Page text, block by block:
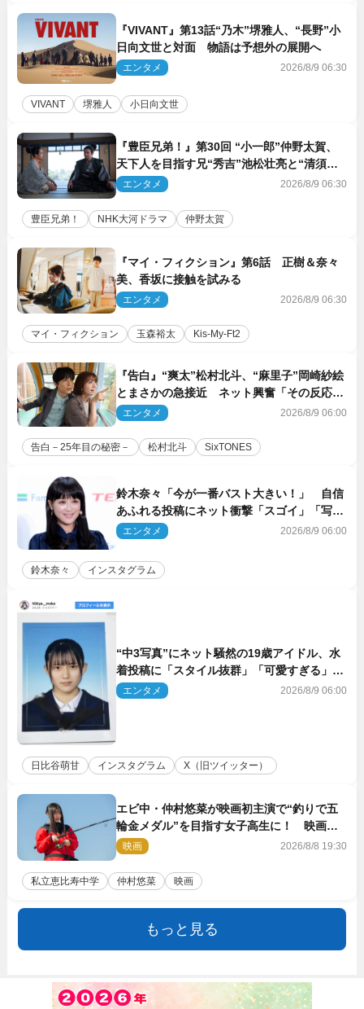
『VIVANT』第13話“乃木”堺雅人、“長野”小
日向文世と対面 物語は予想外の展開へ
エンタメ 2026/8/9 06:30
VIVANT 堺雅人 小日向文世
『豊臣兄弟！』第30回 “小一郎”仲野太賀、
天下人を目指す兄“秀吉”池松壮亮と“清須会
議”へ
エンタメ 2026/8/9 06:30
豊臣兄弟！ NHK大河ドラマ 仲野太賀
『マイ・フィクション』第6話 正樹＆奈々
美、香坂に接触を試みる
エンタメ 2026/8/9 06:30
マイ・フィクション 玉森裕太 Kis‐My‐Ft2
『告白』“爽太”松村北斗、“麻里子”岡崎紗絵
とまさかの急接近 ネット興奮「その反応
は」「いいの!?」（ネタバレあり）
エンタメ 2026/8/9 06:00
告白－25年目の秘密－ 松村北斗 SixTONES
鈴木奈々「今が一番バスト大きい！」 自信
あふれる投稿にネット衝撃「スゴイ」「写真
集を出して欲しい」
エンタメ 2026/8/9 06:00
鈴木奈々 インスタグラム
“中3写真”にネット騒然の19歳アイドル、水
着投稿に「スタイル抜群」「可愛すぎる」と
絶賛の声
エンタメ 2026/8/9 06:00
日比谷萌甘 インスタグラム X（旧ツイッター）
エビ中・仲村悠菜が映画初主演で“釣りで五
輪金メダル”を目指す女子高生に！ 映画
『つりこまち』今秋公開
映画 2026/8/8 19:30
私立恵比寿中学 仲村悠菜 映画
もっと見る